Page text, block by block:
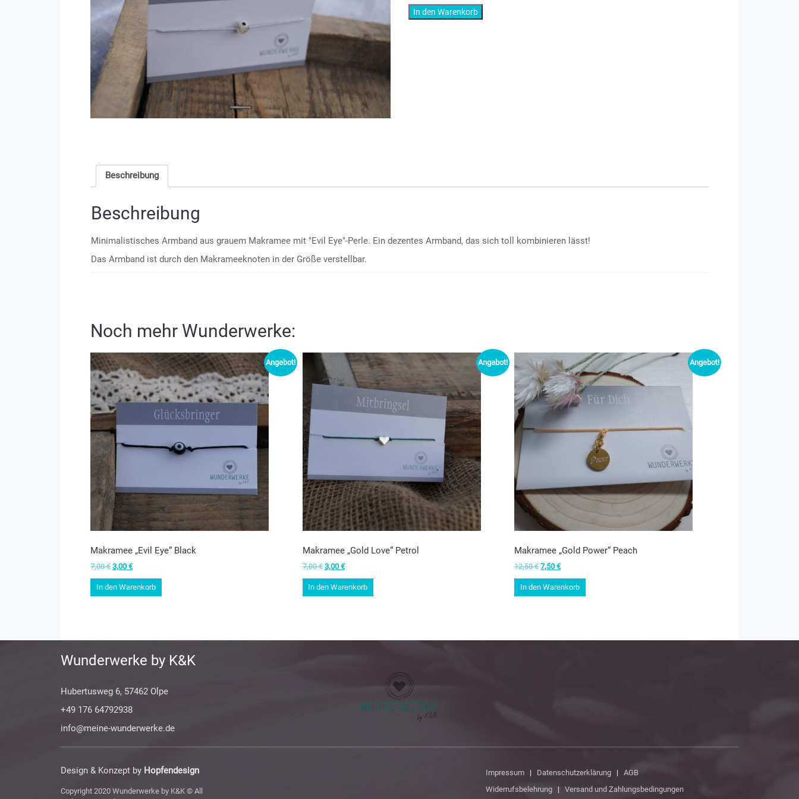
war:
Makramee
„Evil
In den Warenkorb
Beschreibung
Beschreibung
Minimalistisches Armband aus grauem Makramee mit "Evil Eye"-Perle. Ein dezentes Armband, das sich toll kombinieren lässt!
Das Armband ist durch den Makrameeknoten in der Größe verstellbar.
Noch mehr Wunderwerke:
Angebot!
Makramee „Evil Eye“ Black
7,00€ Ursprünglicher
Preis
war:
7,00 €
3,00 €Aktueller
Preis
ist:
3,00 €.
In den Warenkorb
Angebot!
Makramee „Gold Love“ Petrol
7,00€ Ursprünglicher
Preis
war:
7,00 €
3,00 €Aktueller
Preis
ist:
3,00 €.
In den Warenkorb
Angebot!
Makramee „Gold Power“ Peach
12,50€Ursprünglicher
Preis
war:
12,50 €
7,50€Aktueller
Preis
ist:
7,50 €.
In den Warenkorb
Wunderwerke by K&K
Hubertusweg 6, 57462 Olpe
+49 176 64792938
info@meine-wunderwerke.de
Design & Konzept by Hopfendesign
Copyright 2020 Wunderwerke by K&K © All
Impressum | Datenschutzerklärung | AGB
Widerrufsbelehrung | Versand und Zahlungsbedingungen